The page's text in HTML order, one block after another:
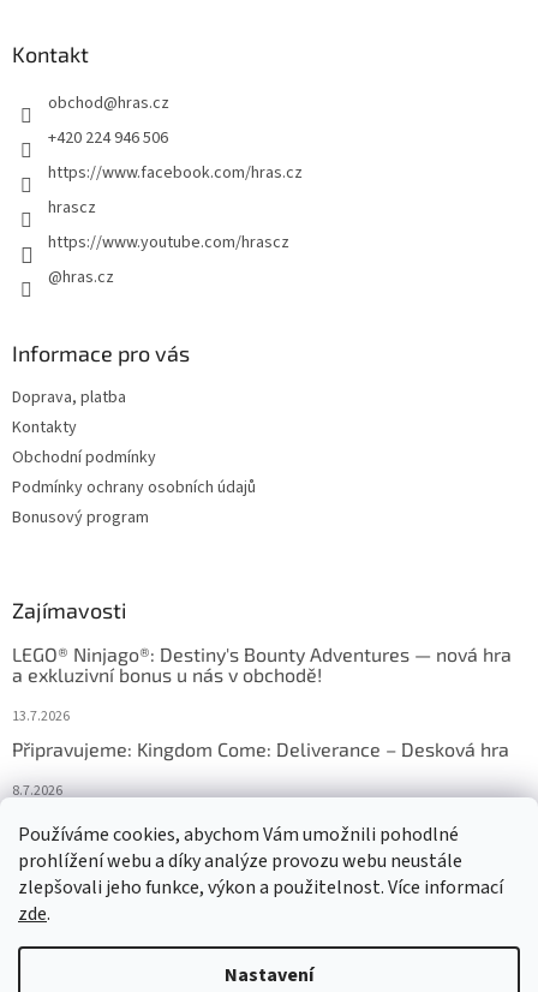
Používáme cookies, abychom Vám umožnili pohodlné
prohlížení webu a díky analýze provozu webu neustále
zlepšovali jeho funkce, výkon a použitelnost. Více informací
zde.
Nastavení
Kontakt
obchod@hras.cz
+420 224 946 506
https://www.facebook.com/hras.cz
hrascz
https://www.youtube.com/hrascz
@hras.cz
Informace pro vás
Doprava, platba
Kontakty
Obchodní podmínky
Podmínky ochrany osobních údajů
Bonusový program
Zajímavosti
LEGO® Ninjago®: Destiny's Bounty Adventures — nová hra
a exkluzivní bonus u nás v obchodě!
13.7.2026
Připravujeme: Kingdom Come: Deliverance – Desková hra
8.7.2026
Nejlepší deskové hry: výběr, který frčí v celém Česku
18.6.2026